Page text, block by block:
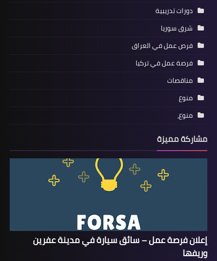
دورات تدريبية
شرق سوريا
فرص عمل في العراق
فرصة عمل في تركيا
مناقصات
منوع
منوع،
مشاركة مميزة
إعلان فرصة عمل – سائق سيارة في مدينة عفرين
وريفها